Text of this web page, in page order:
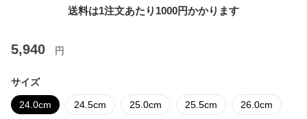
送料は1注文あたり 1000円かかります
5,940 円
サイズ
24.0cm 24.5cm 25.0cm 25.5cm 26.0cm